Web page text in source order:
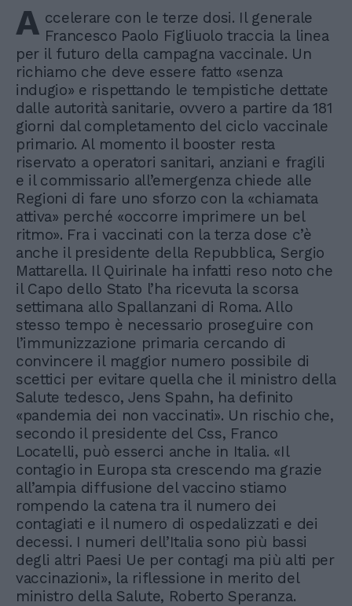
A ccelerare con le terze dosi. Il generale
Francesco Paolo Figliuolo traccia la linea
per il futuro della campagna vaccinale. Un
richiamo che deve essere fatto «senza
indugio» e rispettando le tempistiche dettate
dalle autorità sanitarie, ovvero a partire da 181
giorni dal completamento del ciclo vaccinale
primario. Al momento il booster resta
riservato a operatori sanitari, anziani e fragili
e il commissario all’emergenza chiede alle
Regioni di fare uno sforzo con la «chiamata
attiva» perché «occorre imprimere un bel
ritmo». Fra i vaccinati con la terza dose c’è
anche il presidente della Repubblica, Sergio
Mattarella. Il Quirinale ha infatti reso noto che
il Capo dello Stato l’ha ricevuta la scorsa
settimana allo Spallanzani di Roma. Allo
stesso tempo è necessario proseguire con
l’immunizzazione primaria cercando di
convincere il maggior numero possibile di
scettici per evitare quella che il ministro della
Salute tedesco, Jens Spahn, ha definito
«pandemia dei non vaccinati». Un rischio che,
secondo il presidente del Css, Franco
Locatelli, può esserci anche in Italia. «Il
contagio in Europa sta crescendo ma grazie
all’ampia diffusione del vaccino stiamo
rompendo la catena tra il numero dei
contagiati e il numero di ospedalizzati e dei
decessi. I numeri dell’Italia sono più bassi
degli altri Paesi Ue per contagi ma più alti per
vaccinazioni», la riflessione in merito del
ministro della Salute, Roberto Speranza.